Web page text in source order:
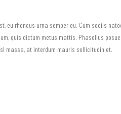
eu rhoncus urna semper eu. Cum sociis
quis dictum metus mattis. Phasellus
massa, at interdum mauris sollicitudin et.